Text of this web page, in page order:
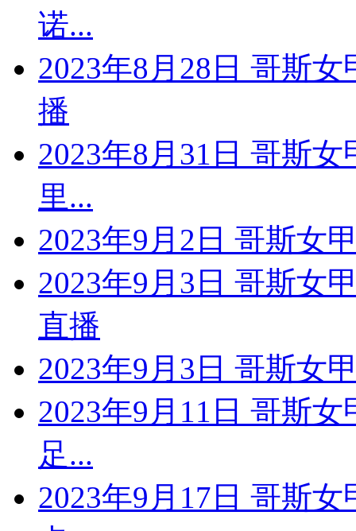
诺...
2023年8月28日 哥斯
播
2023年8月31日 哥斯
里...
2023年9月2日 哥斯女
2023年9月3日 哥斯女
直播
2023年9月3日 哥斯女
2023年9月11日 哥斯
足...
2023年9月17日 哥斯